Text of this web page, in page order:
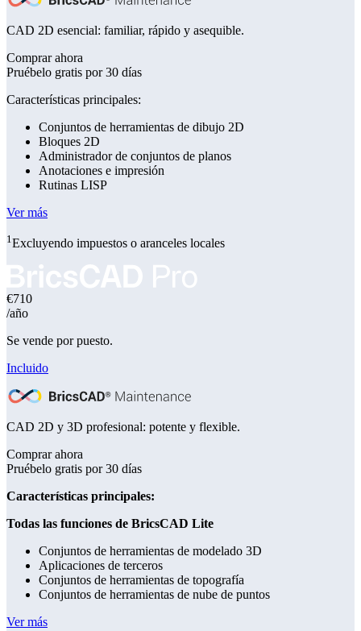
CAD 2D esencial: familiar, rápido y asequible.
Comprar ahora
Pruébelo gratis por 30 días
Características principales:
Conjuntos de herramientas de dibujo 2D
Bloques 2D
Administrador de conjuntos de planos
Anotaciones e impresión
Rutinas LISP
Ver más
1Excluyendo impuestos o aranceles locales
€710
/año
Se vende por puesto.
Incluido
CAD 2D y 3D profesional: potente y flexible.
Comprar ahora
Pruébelo gratis por 30 días
Características principales:
Todas las funciones de BricsCAD Lite
Conjuntos de herramientas de modelado 3D
Aplicaciones de terceros
Conjuntos de herramientas de topografía
Conjuntos de herramientas de nube de puntos
Ver más